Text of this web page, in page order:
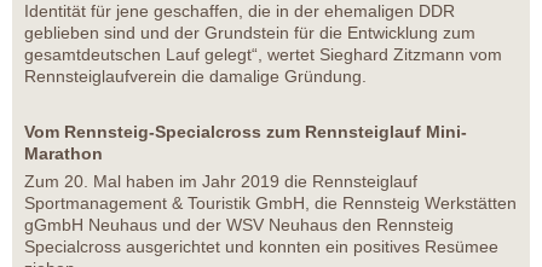
Identität für jene geschaffen, die in der ehemaligen DDR
geblieben sind und der Grundstein für die Entwicklung zum
gesamtdeutschen Lauf gelegt“, wertet Sieghard Zitzmann vom
Rennsteiglaufverein die damalige Gründung.
Vom Rennsteig-Specialcross zum Rennsteiglauf Mini-
Marathon
Zum 20. Mal haben im Jahr 2019 die Rennsteiglauf
Sportmanagement & Touristik GmbH, die Rennsteig Werkstätten
gGmbH Neuhaus und der WSV Neuhaus den Rennsteig
Specialcross ausgerichtet und konnten ein positives Resümee